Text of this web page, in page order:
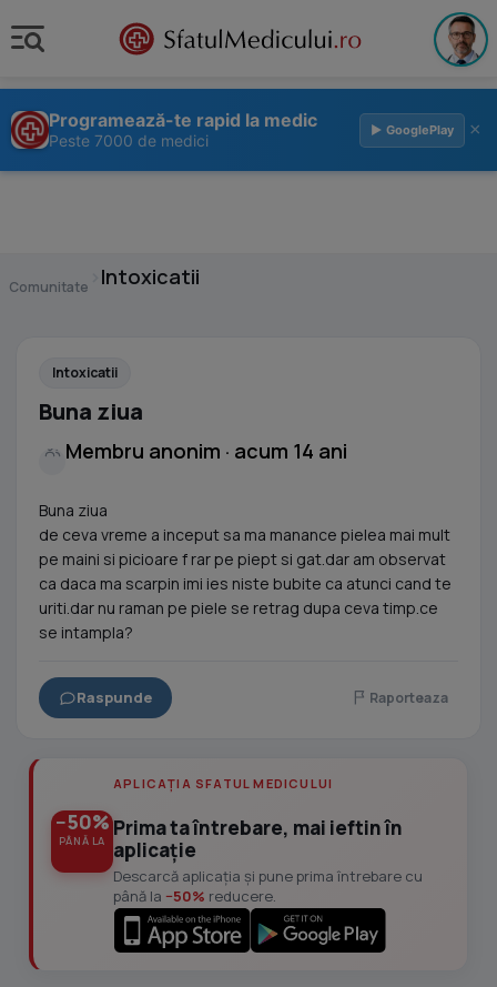
Programează-te rapid la medic
Peste 7000 de medici
▶ GooglePlay ×
Comunitate Intoxicatii
Intoxicatii
Buna ziua
Membru anonim · acum 14 ani
Buna ziua
de ceva vreme a inceput sa ma manance pielea mai mult
pe maini si picioare f rar pe piept si gat.dar am observat
ca daca ma scarpin imi ies niste bubite ca atunci cand te
uriti.dar nu raman pe piele se retrag dupa ceva timp.ce
se intampla?
Raspunde Raporteaza
−50%
PÂNĂ LA
APLICAȚIA SFATUL MEDICULUI
Prima ta întrebare, mai ieftin în
aplicație
Descarcă aplicația și pune prima întrebare cu
până la −50% reducere.